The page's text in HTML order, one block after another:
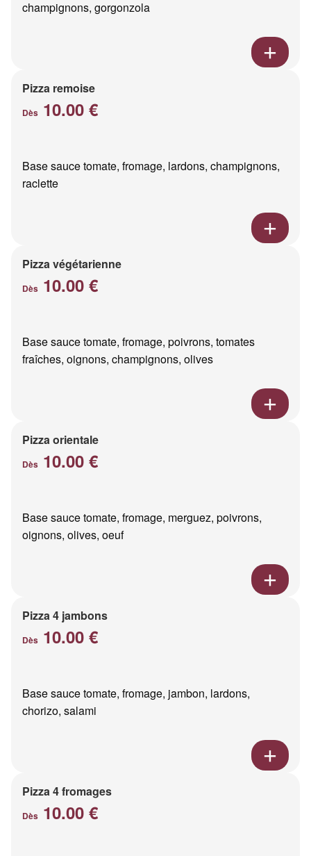
champignons, gorgonzola
Pizza remoise
Dès 10.00 €
Base sauce tomate, fromage, lardons, champignons,
raclette
Pizza végétarienne
Dès 10.00 €
Base sauce tomate, fromage, poivrons, tomates
fraîches, oignons, champignons, olives
Pizza orientale
Dès 10.00 €
Base sauce tomate, fromage, merguez, poivrons,
oignons, olives, oeuf
Pizza 4 jambons
Dès 10.00 €
Base sauce tomate, fromage, jambon, lardons,
chorizo, salami
Pizza 4 fromages
Dès 10.00 €